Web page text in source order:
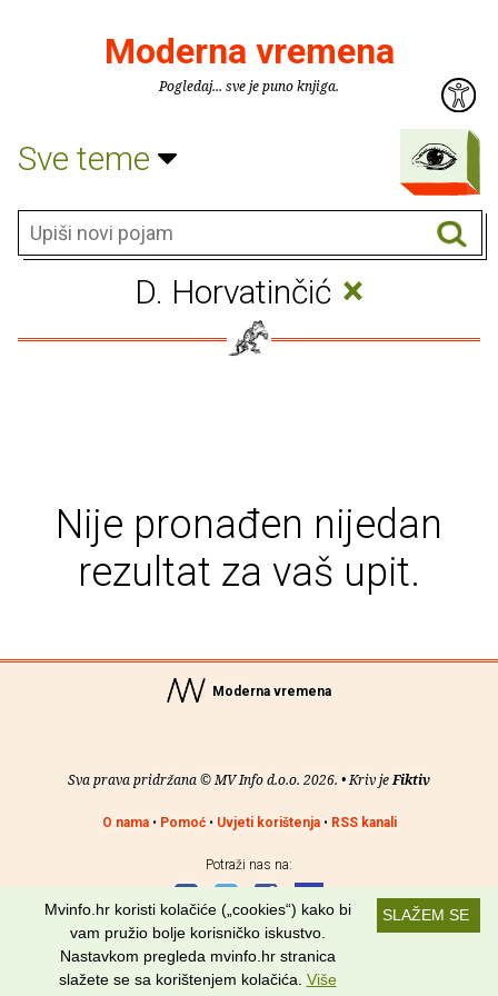
Moderna vremena
Pogledaj... sve je puno knjiga.
Sve teme
D. Horvatinčić ×
Nije pronađen nijedan
rezultat za vaš upit.
Moderna vremena
Sva prava pridržana © MV Info d.o.o. 2026. • Kriv jeFiktiv
O nama• Pomoć• Uvjeti korištenja• RSS kanali
Potraži nas na:
SLAŽEM SE
Mvinfo.hr koristi kolačiće („cookies“) kako bi
vam pružio bolje korisničko iskustvo.
Nastavkom pregleda mvinfo.hr stranica
slažete se sa korištenjem kolačića. Više